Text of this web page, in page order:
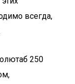
всегда,
250